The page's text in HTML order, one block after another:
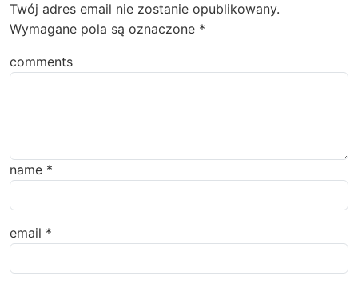
Twój adres email nie zostanie opublikowany.
Wymagane pola są oznaczone *
comments
name *
email *